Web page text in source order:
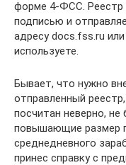
форме 4-ФСС. Реестр
подписью и
адресу docs.fss.ru
используете.
Бывает, что нужно
отправленный
посчитан неверно, не
повышающие размер
среднедневного
принес справку с